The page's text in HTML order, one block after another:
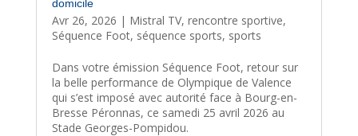
domicile
Avr 26, 2026 | Mistral TV, rencontre sportive,
Séquence Foot, séquence sports, sports
Dans votre émission Séquence Foot, retour sur
la belle performance de Olympique de Valence
qui s’est imposé avec autorité face à Bourg-en-
Bresse Péronnas, ce samedi 25 avril 2026 au
Stade Georges-Pompidou.